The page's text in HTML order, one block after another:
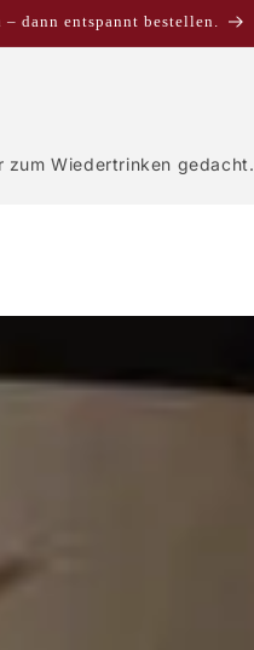
dann entspannt bestellen.
zum Wiedertrinken gedacht.